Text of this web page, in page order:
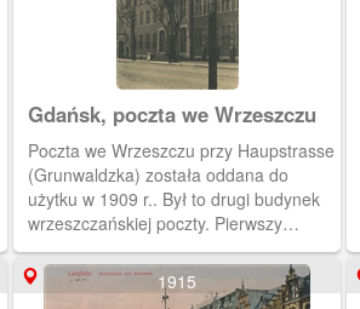
Gdańsk, poczta we Wrzeszczu
Poczta we Wrzeszczu przy Haupstrasse
(Grunwaldzka) została oddana do
użytku w 1909 r.. Był to drugi budynek
wrzeszczańskiej poczty. Pierwszy
otwarto w 1858 r. i mieścił się po
przeciwległej stronie, nieco bliżej rynku.
Obieg 1911 r.
1915